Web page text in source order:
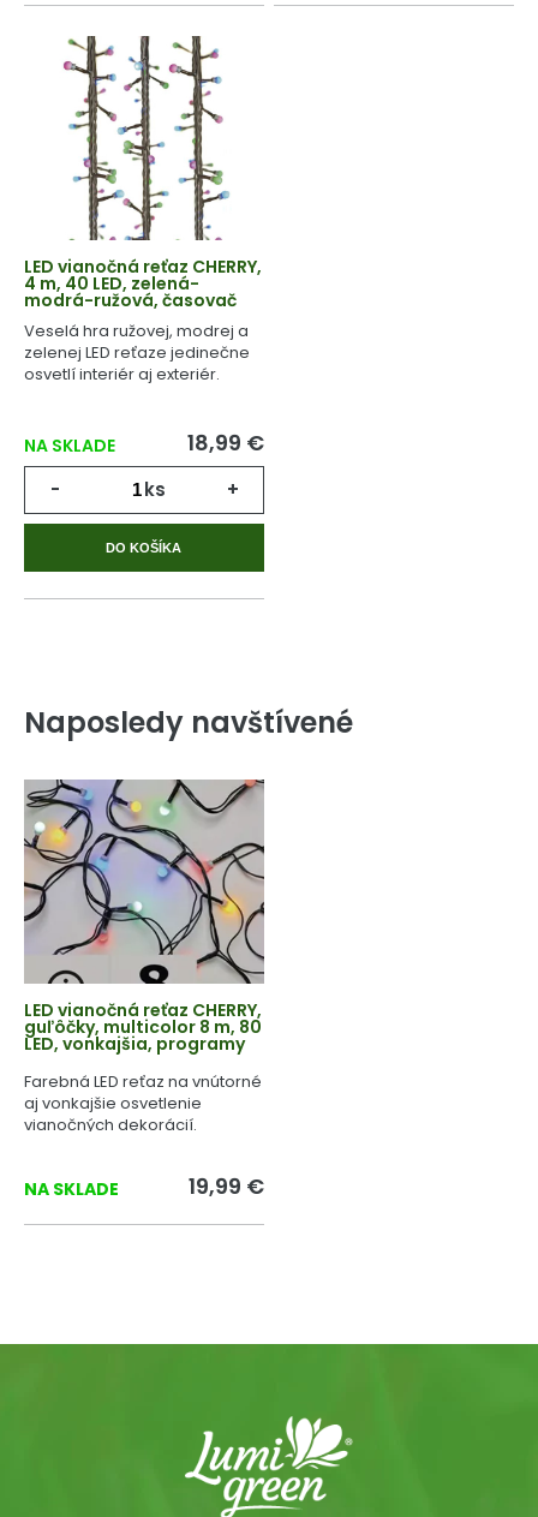
LED vianočná reťaz CHERRY,
4 m, 40 LED, zelená-
modrá-ružová, časovač
Veselá hra ružovej, modrej a
zelenej LED reťaze jedinečne
osvetlí interiér aj exteriér.
NA SKLADE 18,99 €
- ks +
DO KOŠÍKA
Naposledy navštívené
LED vianočná reťaz CHERRY,
guľôčky, multicolor 8 m, 80
LED, vonkajšia, programy
Farebná LED reťaz na vnútorné
aj vonkajšie osvetlenie
vianočných dekorácií.
NA SKLADE 19,99 €